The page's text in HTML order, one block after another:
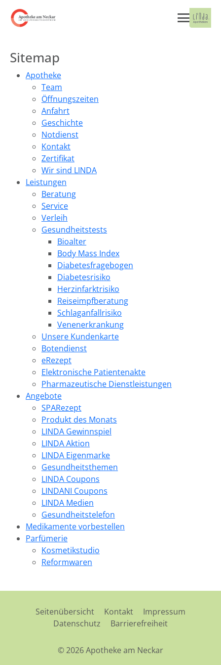
Sitemap
Apotheke
Team
Öffnungszeiten
Anfahrt
Geschichte
Notdienst
Kontakt
Zertifikat
Wir sind LINDA
Leistungen
Beratung
Service
Verleih
Gesundheitstests
Bioalter
Body Mass Index
Diabetesfragebogen
Diabetesrisiko
Herzinfarktrisiko
Reiseimpfberatung
Schlaganfallrisiko
Venenerkrankung
Unsere Kundenkarte
Botendienst
eRezept
Elektronische Patientenakte
Pharmazeutische Dienstleistungen
Angebote
SPARezept
Produkt des Monats
LINDA Gewinnspiel
LINDA Aktion
LINDA Eigenmarke
Gesundheitsthemen
LINDA Coupons
LINDANI Coupons
LINDA Medien
Gesundheitstelefon
Medikamente vorbestellen
Parfümerie
Kosmetikstudio
Reformwaren
Seitenübersicht Kontakt
Impressum
Datenschutz
Barrierefreiheit
© 2026 Apotheke am Neckar